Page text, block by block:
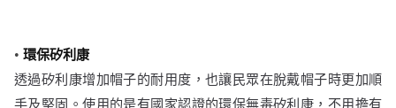
• 環保矽利康
透過矽利康增加帽子的耐用度，也讓民眾在脫戴帽子時更加順
手及堅固。使用的是有國家認證的環保無毒矽利康，不用擔有